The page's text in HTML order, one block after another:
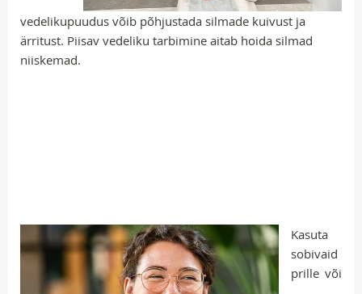
vedelikupuudus võib põhjustada silmade kuivust ja
ärritust. Piisav vedeliku tarbimine aitab hoida silmad
niiskemad.
Kasuta
sobivaid
prille või